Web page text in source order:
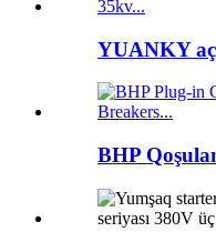
YUANKY
BHP